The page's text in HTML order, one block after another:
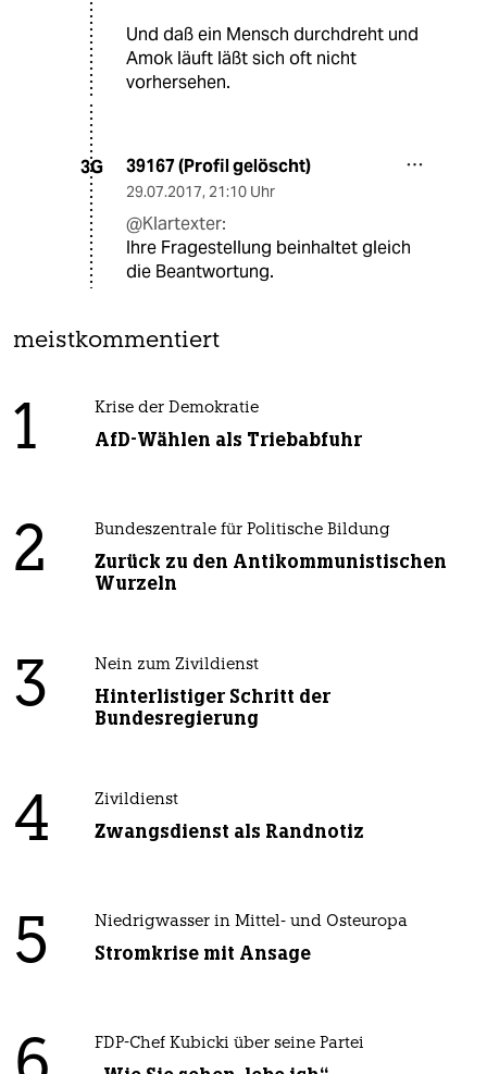
Und daß ein Mensch durchdreht und
Amok läuft läßt sich oft nicht
vorhersehen.
3G 39167 (Profil gelöscht)
29.07.2017, 21:10 Uhr
@Klartexter:
Ihre Fragestellung beinhaltet gleich
die Beantwortung.
meistkommentiert
1 Krise der Demokratie
AfD-Wählen als Triebabfuhr
2 Bundeszentrale für Politische Bildung
Zurück zu den Antikommunistischen
Wurzeln
3 Nein zum Zivildienst
Hinterlistiger Schritt der
Bundesregierung
4 Zivildienst
Zwangsdienst als Randnotiz
5 Niedrigwasser in Mittel- und Osteuropa
Stromkrise mit Ansage
FDP-Chef Kubicki über seine Partei